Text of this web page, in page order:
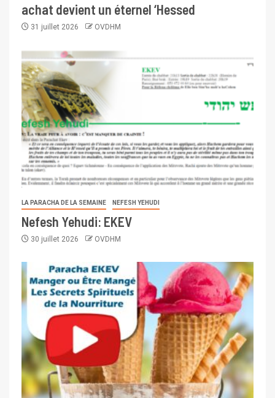
achat devient un éternel ‘Hessed
31 juillet 2026 OVDHM
LA PARACHA DE LA SEMAINE NEFESH YEHUDI
Nefesh Yehudi: EKEV
30 juillet 2026 OVDHM